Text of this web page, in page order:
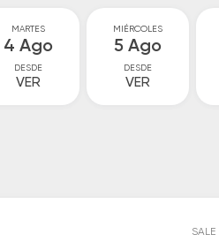
MARTES
4 Ago
DESDE
VER
MIÉRCOLES
5 Ago
DESDE
VER
SALE